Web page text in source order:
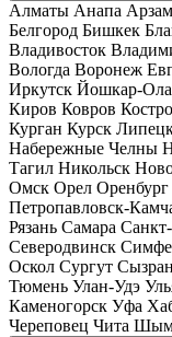
Алматы Анапа
Белгород Бишкек
Владивосток
Вологда Воронеж
Иркутск Йошкар-Ола
Киров Ковров
Курган Курск
Набережные Челны
Тагил Никольск
Омск Орел Оренбург
Петропавловск-
Рязань Самара
Северодвинск
Оскол Сургут
Тюмень Улан-Удэ
Каменогорск Уфа
Череповец Чита